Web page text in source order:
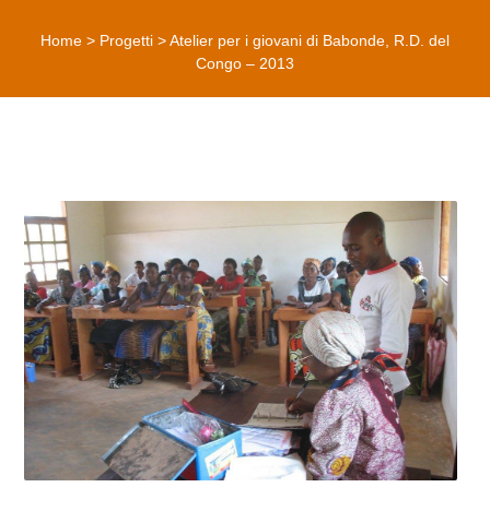
Home> Progetti>Atelier per i giovani di Babonde, R.D. del
Congo – 2013